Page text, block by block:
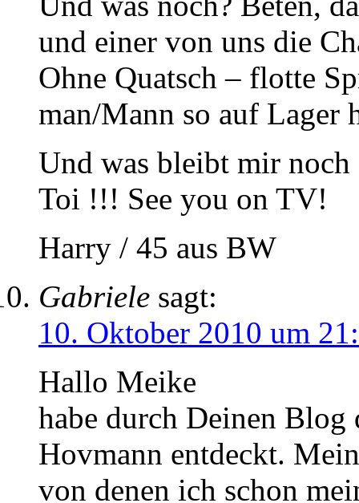
und einer von uns die
Ohne Quatsch – flotte
man/Mann so auf Lager
Und was bleibt mir noch
Toi !!! See you on TV!
Harry / 45 aus BW
Gabriele sagt:
10. Oktober 2010 um
Hallo Meike
habe durch Deinen
Hovmann entdeckt.
von denen ich schon